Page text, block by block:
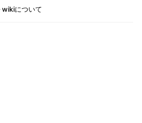
wikiについて